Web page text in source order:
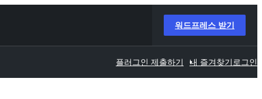
워드프레스 받기
플러그인 제출하기 내 즐겨찾기 로그인